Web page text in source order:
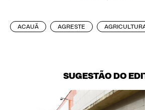
ACAUÃ AGRESTE
SUGESTÃO DO